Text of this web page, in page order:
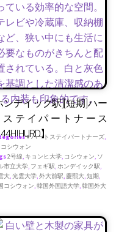
ンデイック駅][短期]ハー
ステイパートナース
】
♥ ハートステイパートナーズ,
コシウォン
2号線, キョンヒ大学, コシウォン, ソ
市立大学, フェギ駅,ホンデイック駅,
大,光雲大学,外大前駅, 慶熙大,短期,
コシウォン,韓国外国語大学,韓国外大